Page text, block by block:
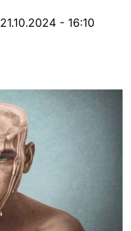
21.10.2024 - 16:10